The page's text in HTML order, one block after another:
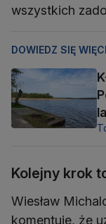
wszystkich
DOWIEDZ SIĘ
Kolejny krok
Wiesław
komentuje, że